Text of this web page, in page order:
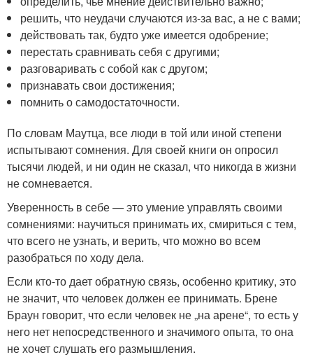
решить, что неудачи случаются из-за вас, а не с вами;
действовать так, будто уже имеется одобрение;
перестать сравнивать себя с другими;
разговаривать с собой как с другом;
признавать свои достижения;
помнить о самодостаточности.
По словам Маутца, все люди в той или иной степени
испытывают сомнения. Для своей книги он опросил
тысячи людей, и ни один не сказал, что никогда в жизни
не сомневается.
Уверенность в себе — это умение управлять своими
сомнениями: научиться принимать их, смириться с тем,
что всего не узнать, и верить, что можно во всем
разобраться по ходу дела.
Если кто-то дает обратную связь, особенно критику, это
не значит, что человек должен ее принимать. Брене
Браун говорит, что если человек не „на арене“, то есть у
него нет непосредственного и значимого опыта, то она
не хочет слушать его размышления.